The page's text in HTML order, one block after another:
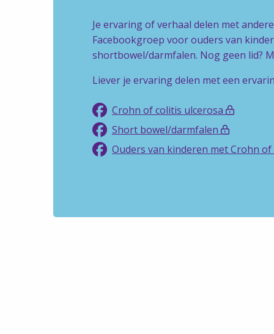
Je ervaring of verhaal delen met
Facebookgroep voor ouders van
shortbowel/darmfalen. Nog geen lid?
Liever je ervaring delen met een
Crohn of colitis ulcerosa
Short bowel/darmfalen
Ouders van kinderen met Crohn